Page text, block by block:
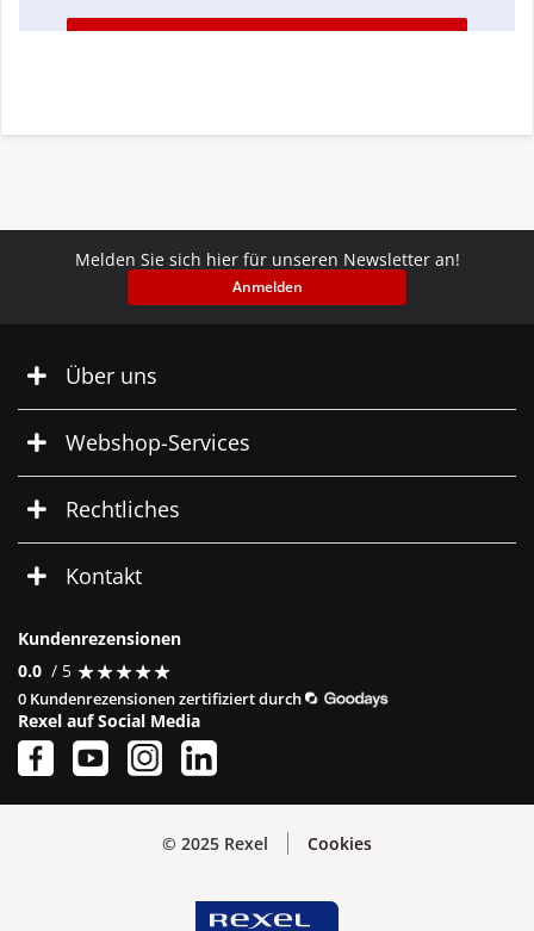
Melden Sie sich hier für unseren Newsletter an!
Anmelden
Über uns
Webshop-Services
Rechtliches
Kontakt
Kundenrezensionen
0.0 / 5 ★★★★★
★★★★★
0 Kundenrezensionen zertifiziert durch
Rexel auf Social Media
© 2025 Rexel Cookies